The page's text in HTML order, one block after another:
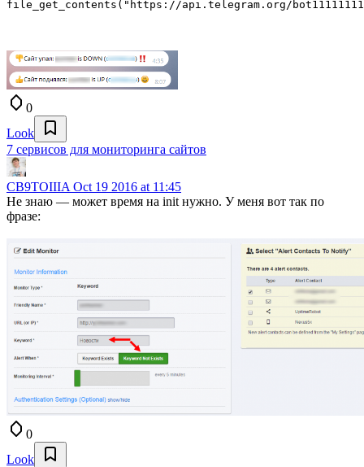
0
Look
7 сервисов для мониторинга сайтов
CB9TOIIIA Oct 19 2016 at 11:45
Не знаю — может время на init нужно. У меня вот так по
фразе:
0
Look